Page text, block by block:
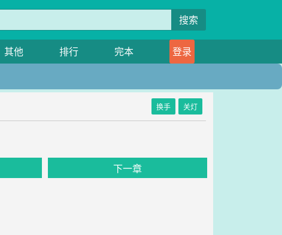
搜索
其他 排行 完本
登录
换手 关灯
下一章